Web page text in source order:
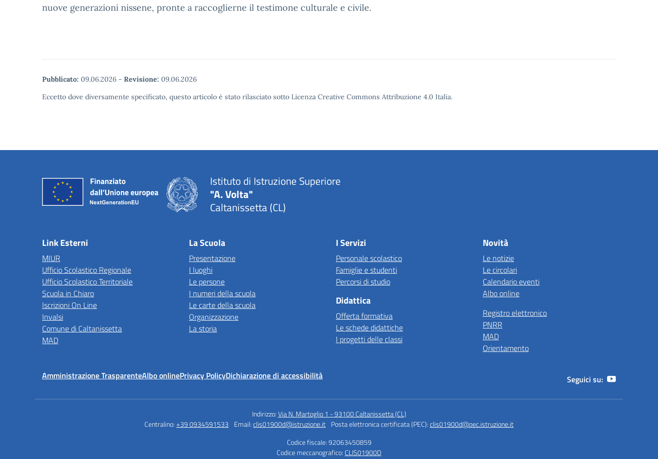
nuove generazioni nissene, pronte a raccoglierne il testimone culturale e civile.
Pubblicato: 09.06.2026 - Revisione: 09.06.2026
Eccetto dove diversamente specificato, questo articolo è stato rilasciato sotto Licenza Creative Commons Attribuzione 4.0 Italia.
Istituto di Istruzione Superiore
"A. Volta"
Caltanissetta (CL)
Link Esterni
MIUR
Ufficio Scolastico Regionale
Ufficio Scolastico Territoriale
Scuola in Chiaro
Iscrizioni On Line
Invalsi
Comune di Caltanissetta
MAD
La Scuola
Presentazione
I luoghi
Le persone
I numeri della scuola
Le carte della scuola
Organizzazione
La storia
I Servizi
Personale scolastico
Famiglie e studenti
Percorsi di studio
Didattica
Offerta formativa
Le schede didattiche
I progetti delle classi
Novità
Le notizie
Le circolari
Calendario eventi
Albo online
Registro elettronico
PNRR
MAD
Orientamento
Amministrazione TrasparenteAlbo onlinePrivacy PolicyDichiarazione di accessibilità Seguici su:
Indirizzo:Via N. Martoglio 1 - 93100 Caltanissetta (CL)
Centralino:+39 0934591533 Email:clis01900d@istruzione.it Posta elettronica certificata (PEC):clis01900d@pec.istruzione.it
Codice fiscale: 92063450859
Codice meccanografico: CLIS01900D